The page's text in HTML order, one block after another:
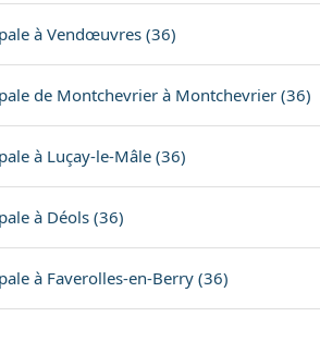
à Vendœuvres (36)
de Montchevrier à Montchevrier (36)
à Luçay-le-Mâle (36)
à Déols (36)
à Faverolles-en-Berry (36)